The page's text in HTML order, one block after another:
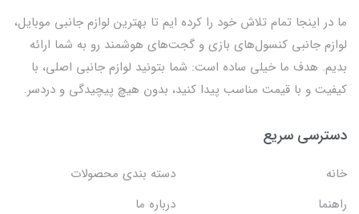
ما در اینجا تمام تلاش خود را کرده ایم تا بهترین لوازم جانبی موبایل،
لوازم جانبی کنسول‌های بازی و گجت‌های هوشمند رو به شما ارائه
بدیم. هدف ما خیلی ساده است: شما بتونید لوازم جانبی اصلی، با
کیفیت و با قیمت مناسب پیدا کنید، بدون هیچ پیچیدگی و دردسر.
دسترسی سریع
خانه
دسته بندی محصولات
راهنما
درباره ما